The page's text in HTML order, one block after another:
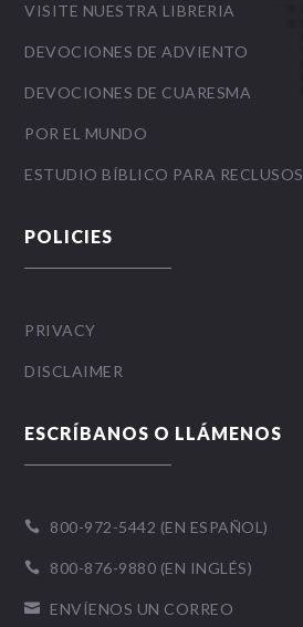
VISITE NUESTRA LIBRERIA
DEVOCIONES DE ADVIENTO
DEVOCIONES DE CUARESMA
POR EL MUNDO
ESTUDIO BÍBLICO PARA RECLUSOS
POLICIES
PRIVACY
DISCLAIMER
ESCRÍBANOS O LLÁMENOS
 800-972-5442 (EN ESPAÑOL)
 800-876-9880 (EN INGLÉS)
 ENVÍENOS UN CORREO